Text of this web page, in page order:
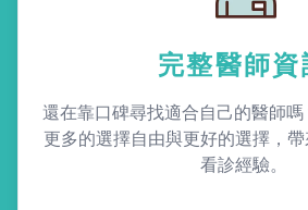
完整醫師資
還在靠口碑尋找適合自己的醫師
更多的選擇自由與更好的選擇，
看診經驗。